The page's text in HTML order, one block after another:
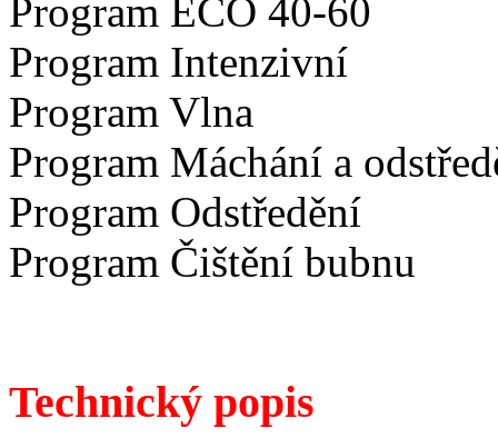
Program ECO 40-60
Program Intenzivní
Program Vlna
Program Máchání a
Program Odstředění
Program Čištění bubnu
Technický popis